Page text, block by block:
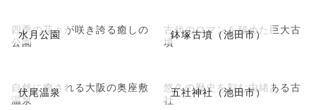
水月公園
四季の花々が咲き誇る癒しの
公園
鉢塚古墳（池田市）
古代のロマンを秘めた巨大古
墳
伏尾温泉
自然に癒される大阪の奥座敷
温泉
五社神社（池田市）
悠久の歴史を刻む由緒ある古
社